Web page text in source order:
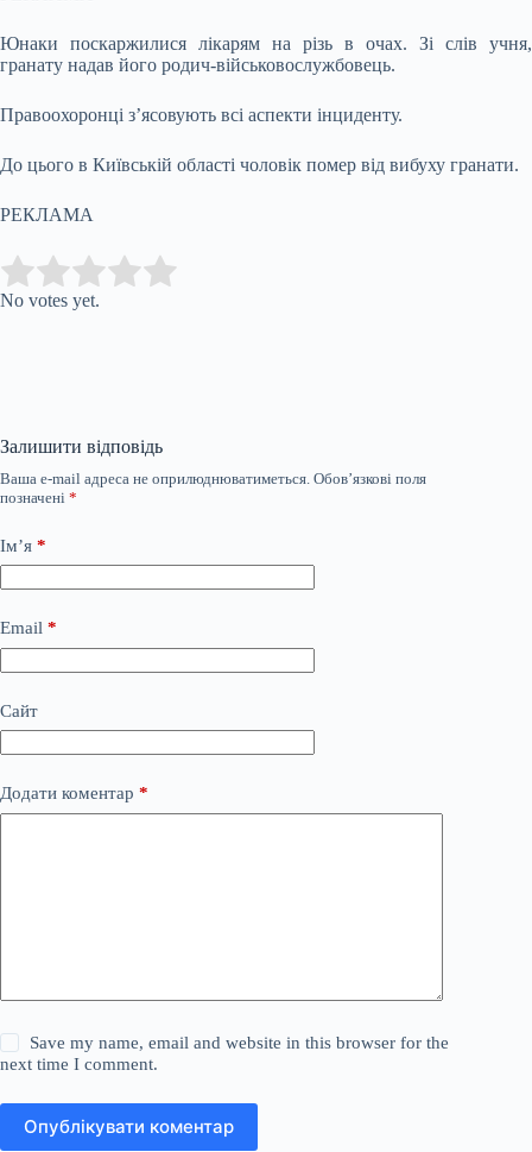
Юнаки поскаржилися лікарям на різь в очах. Зі слів учня,
гранату надав його родич-військовослужбовець.
Правоохоронці з’ясовують всі аспекти інциденту.
До цього в Київській області чоловік помер від вибуху гранати.
РЕКЛАМА
Rate this item:
No votes yet.
Залишити відповідь
Ваша e-mail адреса не оприлюднюватиметься. Обов’язкові поля
позначені *
Ім’я *
Email *
Сайт
Додати коментар *
Save my name, email and website in this browser for the
next time I comment.
Опублікувати коментар